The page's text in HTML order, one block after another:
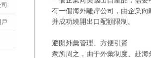
戶
有一個海外離岸公司，由企業
并成功繞開出口配額限制。
避開外彙管理、方便引資
衆所周之，由于外彙制度、赴